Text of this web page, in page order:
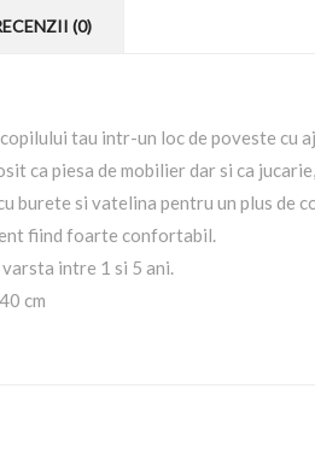
(0)
tau intr-un loc de poveste cu
ca piesa de mobilier dar si ca
burete si vatelina pentru un plus
fiind foarte confortabil.
intre 1 si 5 ani.
cm